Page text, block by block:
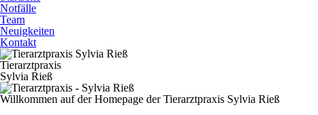
Notfälle
Team
Neuigkeiten
Kontakt
Tierarztpraxis
Sylvia Rieß
Willkommen auf der Homepage der Tierarztpraxis Sylvia Rieß